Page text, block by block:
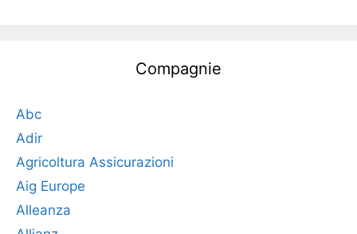
Compagnie
Abc
Adir
Agricoltura Assicurazioni
Aig Europe
Alleanza